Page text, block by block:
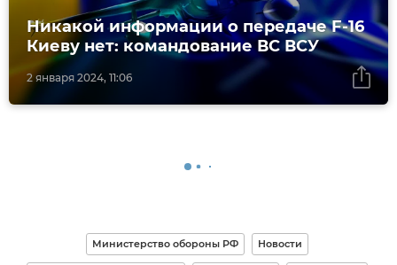
2 января 2024, 11:06
Никакой информации о передаче F-16
Киеву нет: командование ВС ВСУ
Министерство обороны РФ Новости